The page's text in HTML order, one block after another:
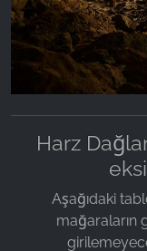
Harz
Aşağıdaki
mağaraların